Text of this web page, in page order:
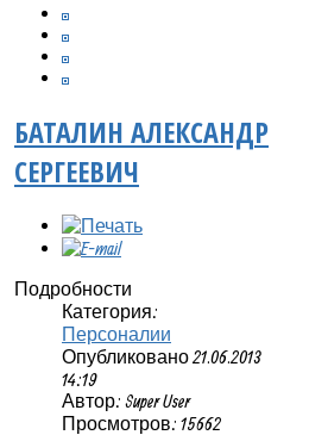
БАТАЛИН АЛЕКСАНДР
СЕРГЕЕВИЧ
Подробности
Категория:
Персоналии
Опубликовано 21.06.2013
14:19
Автор: Super User
Просмотров: 15662